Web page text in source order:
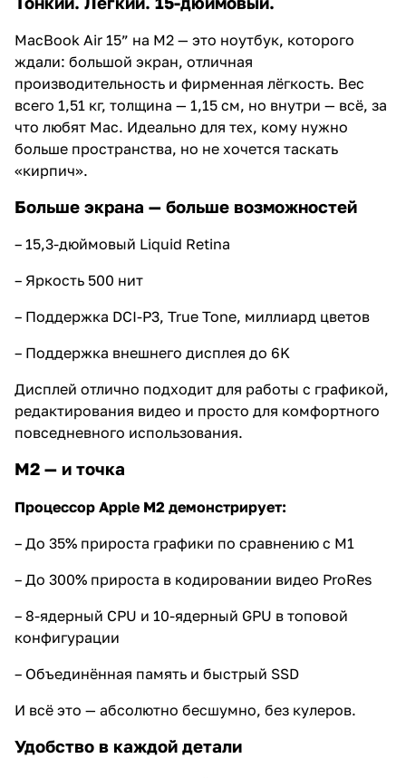
MacBook Air 15” на M2 — это ноутбук, которого
ждали: большой экран, отличная
производительность и фирменная лёгкость. Вес
всего 1,51 кг, толщина — 1,15 см, но внутри — всё, за
что любят Mac. Идеально для тех, кому нужно
больше пространства, но не хочется таскать
«кирпич».
Больше экрана — больше возможностей
– 15,3-дюймовый Liquid Retina
– Яркость 500 нит
– Поддержка DCI-P3, True Tone, миллиард цветов
– Поддержка внешнего дисплея до 6K
Дисплей отлично подходит для работы с графикой,
редактирования видео и просто для комфортного
повседневного использования.
M2 — и точка
Процессор Apple M2 демонстрирует:
– До 35% прироста графики по сравнению с M1
– До 300% прироста в кодировании видео ProRes
– 8-ядерный CPU и 10-ядерный GPU в топовой
конфигурации
– Объединённая память и быстрый SSD
И всё это — абсолютно бесшумно, без кулеров.
Удобство в каждой детали